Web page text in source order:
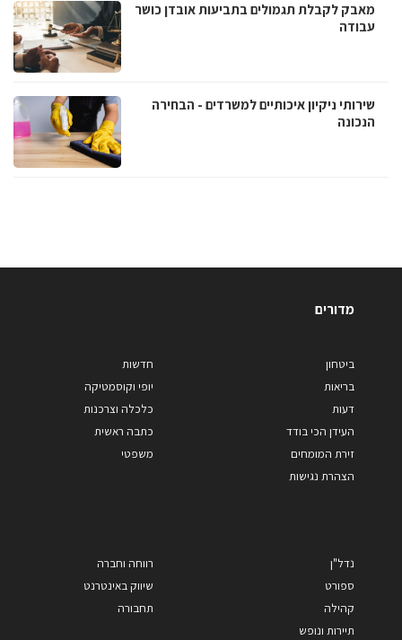
מאבק לקבלת תגמולים בתביעות אובדן כושר
עבודה
שירותי ניקיון איכותיים למשרדים - הבחירה
הנכונה
מדורים
ביטחון
בריאות
דעות
העידן הכי בודד
זירת המומחים
הצהרת נגישות
חדשות
יופי וקוסמטיקה
כלכלה וצרכנות
כתבה ראשית
משפטי
נדל"ן
ספורט
קהילה
תיירות ונופש
רווחה וחברה
שיווק באינטרנט
תחבורה